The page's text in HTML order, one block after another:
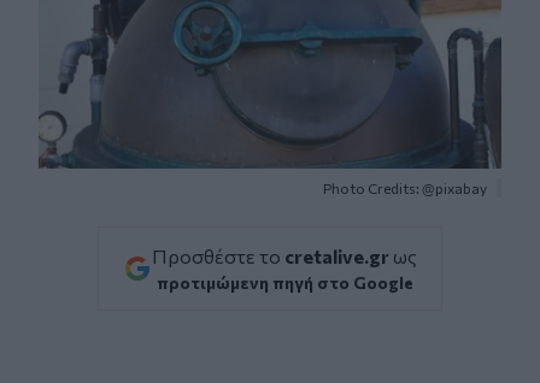
Photo Credits: @pixabay
Προσθέστε το cretalive.gr ως
προτιμώμενη πηγή στο Google